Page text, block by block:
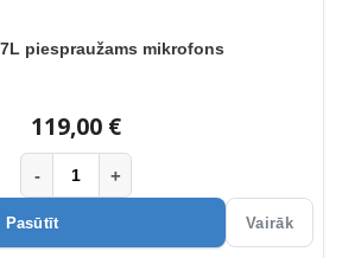
piespraužams mikrofons
119,00 €
- +
Pasūtīt Vairāk